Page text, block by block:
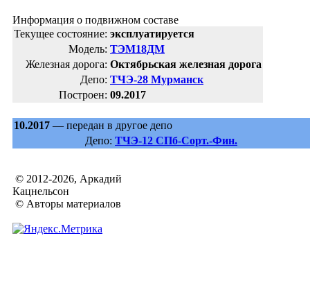
Информация о подвижном составе
Текущее состояние: эксплуатируется
Модель: ТЭМ18ДМ
Железная дорога: Октябрьская железная дорога
Депо: ТЧЭ-28 Мурманск
Построен: 09.2017
10.2017 — передан в другое депо
Депо: ТЧЭ-12 СПб-Сорт.-Фин.
© 2012-2026, Аркадий
Кацнельсон
© Авторы материалов